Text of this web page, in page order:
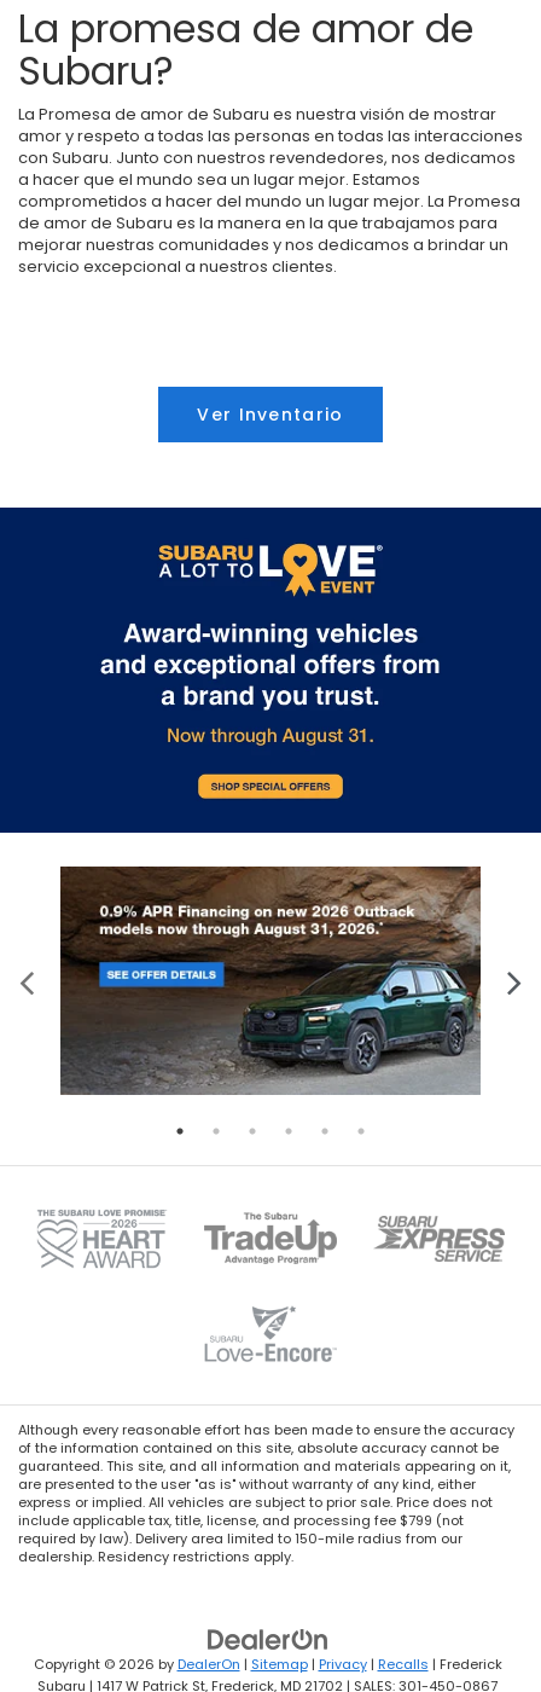
La promesa de amor de
Subaru?
La Promesa de amor de Subaru es nuestra visión de mostrar
amor y respeto a todas las personas en todas las interacciones
con Subaru. Junto con nuestros revendedores, nos dedicamos
a hacer que el mundo sea un lugar mejor. Estamos
comprometidos a hacer del mundo un lugar mejor. La Promesa
de amor de Subaru es la manera en la que trabajamos para
mejorar nuestras comunidades y nos dedicamos a brindar un
servicio excepcional a nuestros clientes.
Ver Inventario
Although every reasonable effort has been made to ensure the accuracy
of the information contained on this site, absolute accuracy cannot be
guaranteed. This site, and all information and materials appearing on it,
are presented to the user "as is" without warranty of any kind, either
express or implied. All vehicles are subject to prior sale. Price does not
include applicable tax, title, license, and processing fee $799 (not
required by law). Delivery area limited to 150-mile radius from our
dealership. Residency restrictions apply.
Copyright © 2026 byDealerOn | Sitemap| Privacy| Recalls | Frederick
Subaru | 1417 W Patrick St, Frederick, MD 21702 | SALES:301-450-0867